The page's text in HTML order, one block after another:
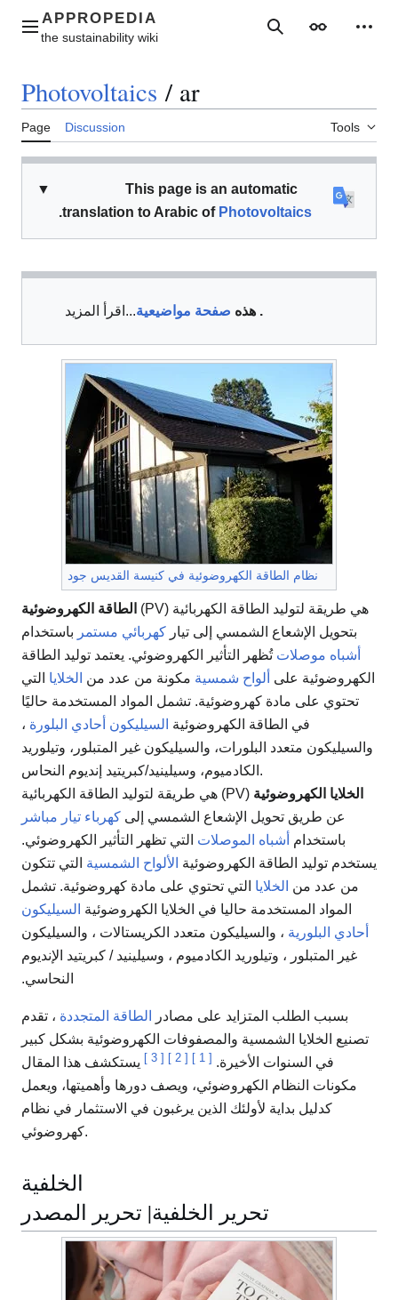
contentMain menu SearchAppearance
Photovoltaics / ar
Page Discussion Tools
▼
This page is an automatic
translation to Arabic of Photovoltaics
.
هذه صفحة مواضيعية . اقرأ المزيد...
نظام الطاقة الكهروضوئية في كنيسة القديس جود
الطاقة الكهروضوئية (PV) هي طريقة لتوليد الطاقة الكهربائية
بتحويل الإشعاع الشمسي إلى تيار كهربائي مستمر باستخدام
أشباه موصلات تُظهر التأثير الكهروضوئي. يعتمد توليد الطاقة
الكهروضوئية على ألواح شمسية مكونة من عدد من الخلايا التي
تحتوي على مادة كهروضوئية. تشمل المواد المستخدمة حاليًا
في الطاقة الكهروضوئية السيليكون أحادي البلورة ،
والسيليكون متعدد البلورات، والسيليكون غير المتبلور، وتيلوريد
الكادميوم، وسيلينيد/كبريتيد إنديوم النحاس.
الخلايا الكهروضوئية
(PV) هي طريقة لتوليد الطاقة الكهربائية
عن طريق تحويل الإشعاع الشمسي إلى كهرباء تيار مباشر
باستخدام أشباه الموصلات التي تظهر التأثير الكهروضوئي.
يستخدم توليد الطاقة الكهروضوئية الألواح الشمسية التي تتكون
من عدد من الخلايا التي تحتوي على مادة كهروضوئية. تشمل
المواد المستخدمة حاليا في الخلايا الكهروضوئية السيليكون
أحادي البلورية ، والسيليكون متعدد الكريستالات ، والسيليكون
غير المتبلور ، وتيلوريد الكادميوم ، وسيلينيد / كبريتيد الإنديوم
النحاسي.
بسبب الطلب المتزايد على مصادر الطاقة المتجددة ، تقدم
تصنيع الخلايا الشمسية والمصفوفات الكهروضوئية بشكل كبير
في السنوات الأخيرة. [
]
[
]
[
] يستكشف هذا المقال
مكونات النظام الكهروضوئي، ويصف دورها وأهميتها، ويعمل
كدليل بداية لأولئك الذين يرغبون في الاستثمار في نظام
كهروضوئي.
الخلفية
تحرير الخلفية| تحرير المصدر